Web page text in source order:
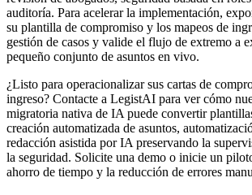
auditoría. Para acelerar la implementación,
su plantilla de compromiso y los mapeos de
gestión de casos y valide el flujo de extremo a
pequeño conjunto de asuntos en vivo.
¿Listo para operacionalizar sus cartas de
ingreso? Contacte a LegistAI para ver cómo
migratoria nativa de IA puede convertir
creación automatizada de asuntos,
redacción asistida por IA preservando la
la seguridad. Solicite una demo o inicie un
ahorro de tiempo y la reducción de errores